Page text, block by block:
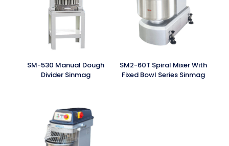
SM-530 Manual Dough
Divider Sinmag
SM2-60T Spiral Mixer With
Fixed Bowl Series Sinmag